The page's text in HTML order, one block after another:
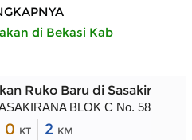
di Bekasi Kab
Ruko Baru di Sasakirana
BLOK C No. 58 KBP
0 KT 2 KM